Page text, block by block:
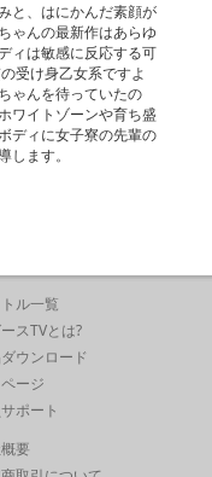
と、はにかんだ素顔が
ゃんの最新作はあらゆ
ィは敏感に反応する可
受け身乙女系ですよ
ゃんを待っていたの
ワイトゾーンや育ち盛
ディに女子寮の先輩の
します。
ル一覧
スTVとは?
ウンロード
ージ
ポート
要